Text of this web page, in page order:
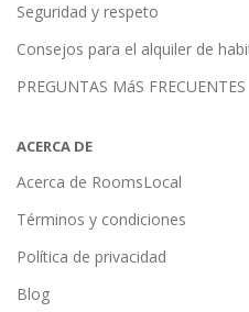
Seguridad y respeto
Consejos para el alquiler de
PREGUNTAS MáS FRECUENTES
ACERCA DE
Acerca de RoomsLocal
Términos y condiciones
Política de privacidad
Blog